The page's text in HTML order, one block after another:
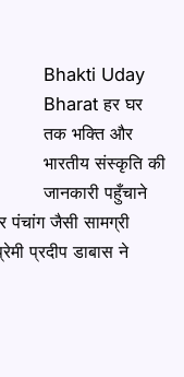
Bhakti Uday
Bharat हर घर
तक भक्ति और
भारतीय संस्कृति की
जानकारी पहुँचाने
जैसी सामग्री
प्रदीप डाबास ने